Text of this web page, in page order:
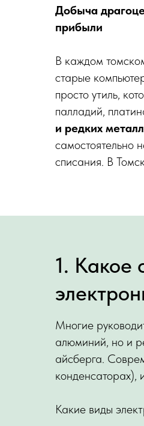
Добыча
прибыли
В каждом
старые
просто утиль,
палладий,
и редких
самостоятельно
списания. В
1. Какое
Многие
алюминий, но и
айсберга.
конденсаторах),
Какие виды